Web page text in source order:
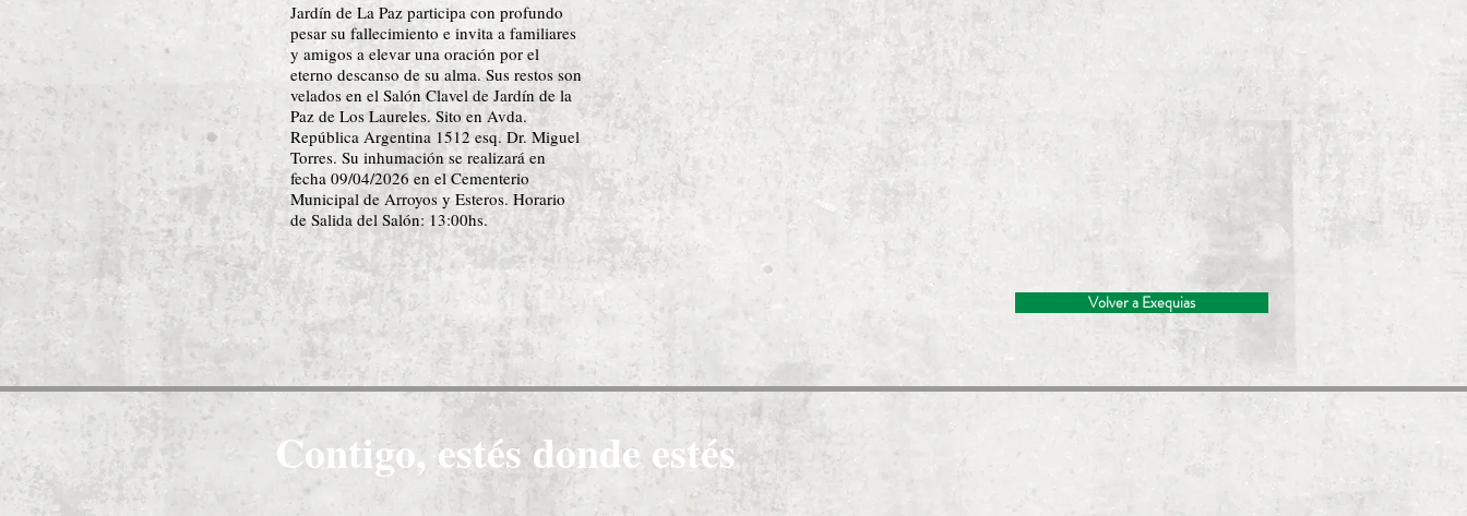
Jardín de La Paz participa con profundo
pesar su fallecimiento e invita a familiares
y amigos a elevar una oración por el
eterno descanso de su alma. Sus restos son
velados en el Salón Clavel de Jardín de la
Paz de Los Laureles. Sito en Avda.
República Argentina 1512 esq. Dr. Miguel
Torres. Su inhumación se realizará en
fecha 09/04/2026 en el Cementerio
Municipal de Arroyos y Esteros. Horario
de Salida del Salón: 13:00hs.
Volver a Exequias
Contigo, estés donde estés